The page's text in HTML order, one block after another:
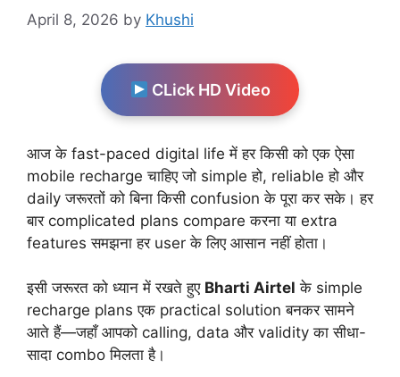
April 8, 2026 by Khushi
CLick HD Video
आज के fast-paced digital life में हर किसी को एक ऐसा
mobile recharge चाहिए जो simple हो, reliable हो और
daily जरूरतों को बिना किसी confusion के पूरा कर सके। हर
बार complicated plans compare करना या extra
features समझना हर user के लिए आसान नहीं होता।
इसी जरूरत को ध्यान में रखते हुए Bharti Airtel के simple
recharge plans एक practical solution बनकर सामने
आते हैं—जहाँ आपको calling, data और validity का सीधा-
सादा combo मिलता है।